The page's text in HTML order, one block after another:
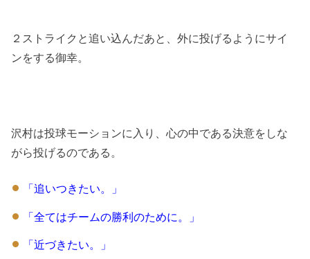
２ストライクと追い込んだあと、外に投げるようにサイ
ンをする御幸。
沢村は投球モーションに入り、心の中である決意をしな
がら投げるのである。
「追いつきたい。」
「全てはチームの勝利のために。」
「近づきたい。」